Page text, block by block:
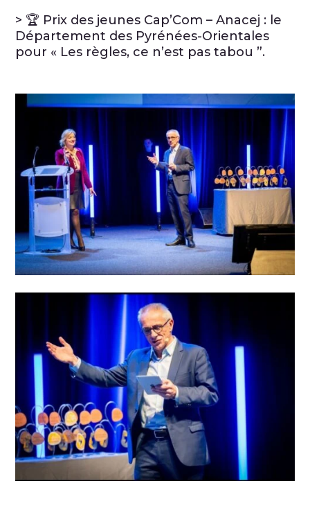
> 🏆 Prix des jeunes Cap’Com – Anacej : le
Département des Pyrénées-Orientales
pour « Les règles, ce n’est pas tabou ”.